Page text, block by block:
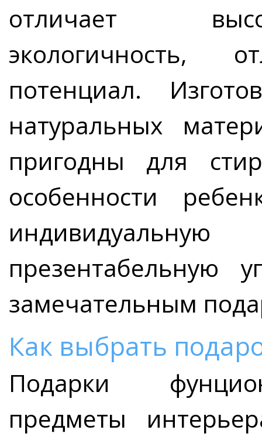
отличает
экологичность,
потенциал.
натуральных
пригодны для
особенности
презентабельную
замечательным
Как выбрать
Подарки
предметы